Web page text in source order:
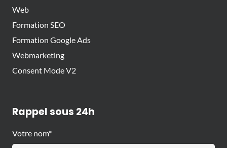
Web
Formation SEO
Formation Google Ads
Webmarketing
Consent Mode V2
Rappel sous 24h
Votre nom*